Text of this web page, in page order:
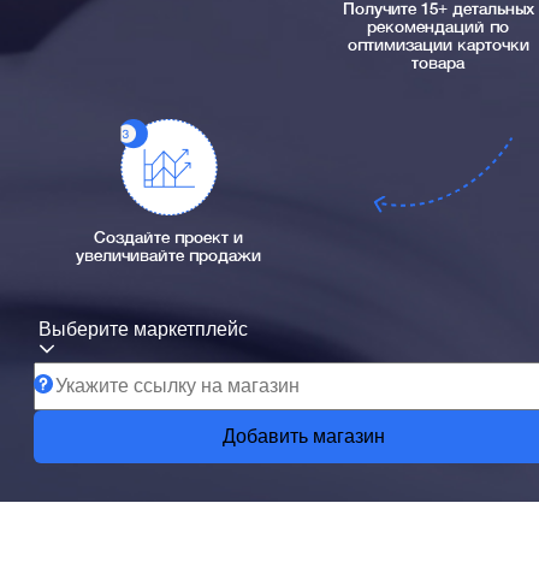
Получите 15+ детальных
рекомендаций по
оптимизации карточки
товара
Создайте проект и
увеличивайте продажи
Выберите маркетплейс
Добавить магазин